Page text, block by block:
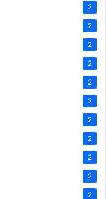
2
2
2
2
2
2
2
2
2
2
2